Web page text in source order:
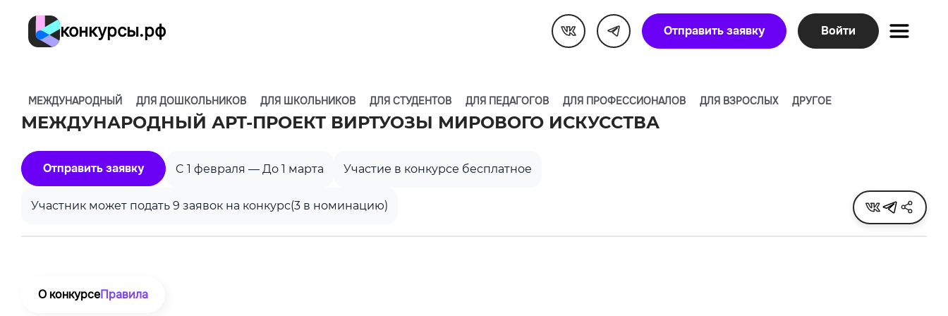
конкурсы.рф Отправить заявку Войти
МЕЖДУНАРОДНЫЙ ДЛЯ ДОШКОЛЬНИКОВ ДЛЯ ШКОЛЬНИКОВ ДЛЯ СТУДЕНТОВ ДЛЯ ПЕДАГОГОВ ДЛЯ ПРОФЕССИОНАЛОВ ДЛЯ ВЗРОСЛЫХ ДРУГОЕ
МЕЖДУНАРОДНЫЙ АРТ-ПРОЕКТ ВИРТУОЗЫ МИРОВОГО ИСКУССТВА
Отправить заявку C 1 февраля — До 1 марта Участие в конкурсе бесплатное
Участник может подать 9 заявок на конкурс(3 в номинацию)
О конкурсеПравила